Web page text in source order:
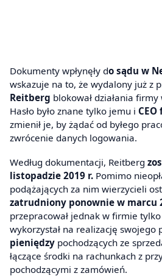
Dokumenty wpłynęły do sądu w
wskazuje na to, że wydalony już z
Reitberg blokował działania
Hasło było znane tylko jemu i
zmienił je, by żądać od byłego
zwrócenie danych logowania.
Według dokumentacji, Reitberg
listopadzie 2019 r. Pomimo
podążających za nim wierzycieli
zatrudniony ponownie w marcu
przepracował jednak w firmie
wykorzystał na realizację swojego
pieniędzy pochodzących ze
łączące środki na rachunkach z
pochodzącymi z zamówień.